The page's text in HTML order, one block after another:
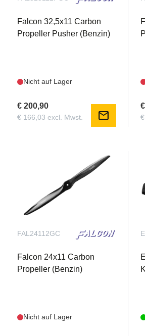
Falcon 32,5x11 Carbon
Propeller Pusher (Benzin)
Nicht auf Lager
€ 200,90
€ 166,03 excl. Mwst. mail
FAL24112GC
Falcon 24x11 Carbon
Propeller (Benzin)
Nicht auf Lager